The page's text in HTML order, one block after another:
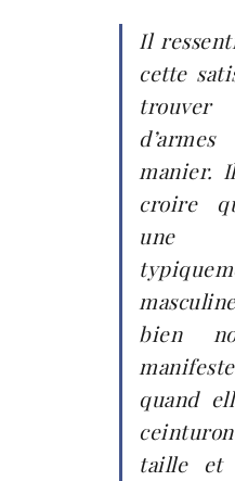
Il
cette
trouver
manier.
croire
une
bien
quand
taille et